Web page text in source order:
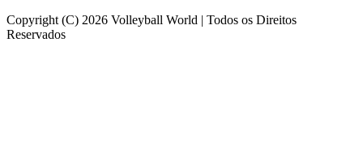
Copyright (C) 2026 Volleyball World | Todos os Direitos
Reservados